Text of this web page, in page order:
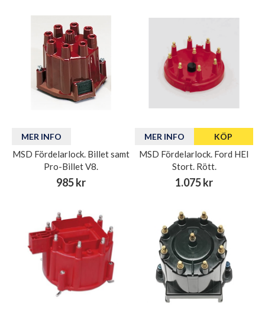
MER INFO
MSD Fördelarlock. Billet samt
Pro-Billet V8.
985 kr
MER INFO KÖP
MSD Fördelarlock. Ford HEI
Stort. Rött.
1.075 kr